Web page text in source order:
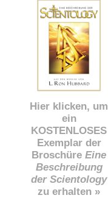
Hier klicken, um
ein
KOSTENLOSES
Exemplar der
Broschüre Eine
Beschreibung
der Scientology
zu erhalten »